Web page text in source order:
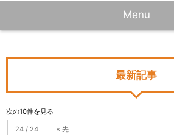
Menu
最新記事
次の10件を見る
24 / 24
« 先